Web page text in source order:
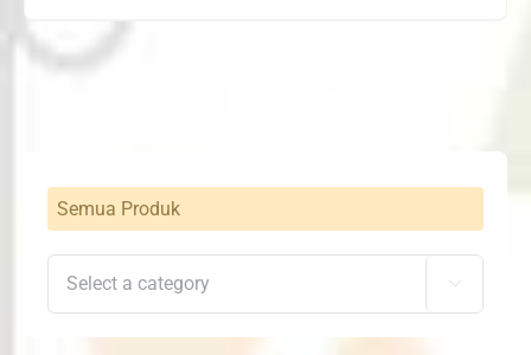
Semua Produk
